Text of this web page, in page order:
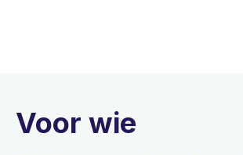
Voor wie